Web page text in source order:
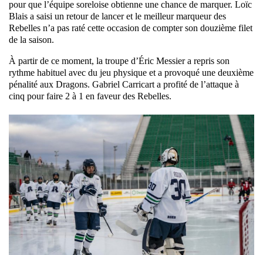
pour que l’équipe soreloise obtienne une chance de marquer. Loïc
Blais a saisi un retour de lancer et le meilleur marqueur des
Rebelles n’a pas raté cette occasion de compter son douzième filet
de la saison.
À partir de ce moment, la troupe d’Éric Messier a repris son
rythme habituel avec du jeu physique et a provoqué une deuxième
pénalité aux Dragons. Gabriel Carricart a profité de l’attaque à
cinq pour faire 2 à 1 en faveur des Rebelles.